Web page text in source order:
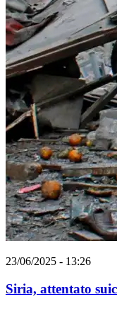
23/06/2025 - 13:26
Siria, attentato